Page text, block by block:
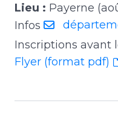
Lieu : Payerne
Infos
Inscriptions avant
Flyer (format pdf)